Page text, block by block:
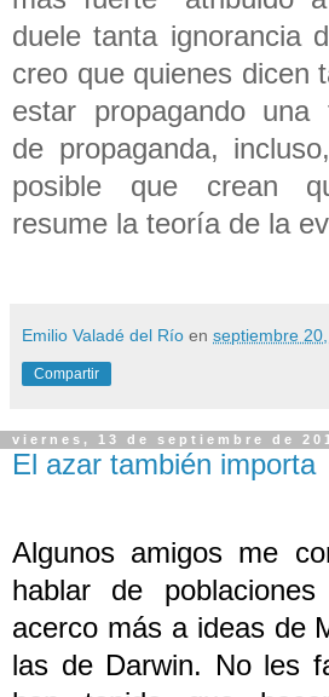
duele tanta ignorancia
creo que quienes dicen
estar propagando una
de propaganda,
posible que crean
resume la teoría de la
Emilio Valadé del Río en septiembre
Compartir
viernes, 13 de septiembre de
El azar también importa
Algunos amigos me
hablar de
acerco más a ideas de
las de Darwin. No les